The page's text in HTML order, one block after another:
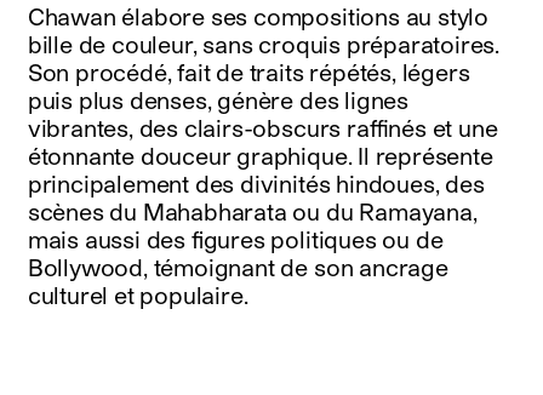
Chawan élabore ses compositions au stylo
bille de couleur, sans croquis préparatoires.
Son procédé, fait de traits répétés, légers
puis plus denses, génère des lignes
vibrantes, des clairs-obscurs raffinés et une
étonnante douceur graphique. Il représente
principalement des divinités hindoues, des
scènes du Mahabharata ou du Ramayana,
mais aussi des figures politiques ou de
Bollywood, témoignant de son ancrage
culturel et populaire.